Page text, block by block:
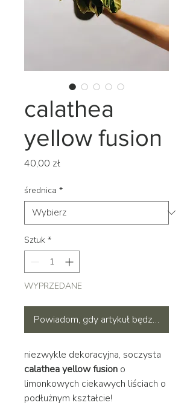
calathea
yellow fusion
40,00 złCena
średnica *
Sztuk *
WYPRZEDANE
Powiadom, gdy artykuł będzie
niezwykle dekoracyjna, soczysta
calathea yellow fusion o
limonkowych ciekawych liściach o
podłużnym kształcie!